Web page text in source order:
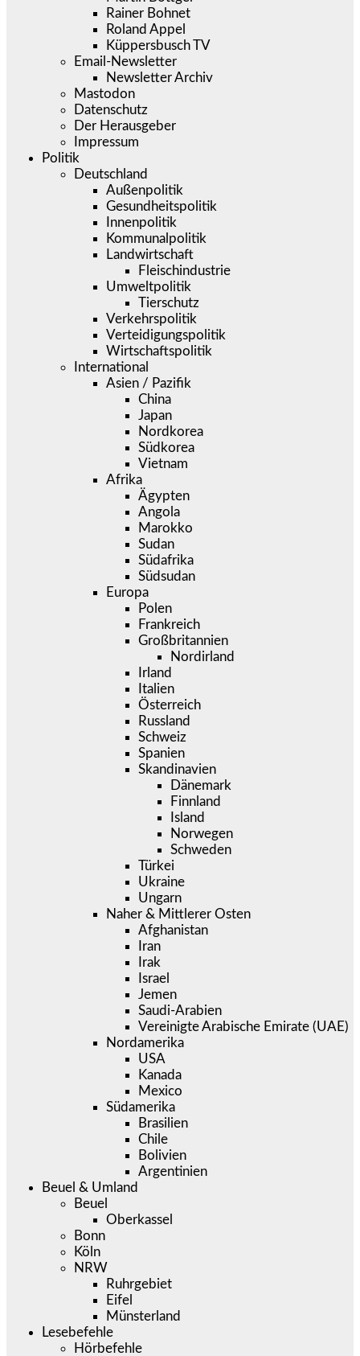
Rainer Bohnet
Roland Appel
Küppersbusch TV
Email-Newsletter
Newsletter Archiv
Mastodon
Datenschutz
Der Herausgeber
Impressum
Politik
Deutschland
Außenpolitik
Gesundheitspolitik
Innenpolitik
Kommunalpolitik
Landwirtschaft
Fleischindustrie
Umweltpolitik
Tierschutz
Verkehrspolitik
Verteidigungspolitik
Wirtschaftspolitik
International
Asien / Pazifik
China
Japan
Nordkorea
Südkorea
Vietnam
Afrika
Ägypten
Angola
Marokko
Sudan
Südafrika
Südsudan
Europa
Polen
Frankreich
Großbritannien
Nordirland
Irland
Italien
Österreich
Russland
Schweiz
Spanien
Skandinavien
Dänemark
Finnland
Island
Norwegen
Schweden
Türkei
Ukraine
Ungarn
Naher & Mittlerer Osten
Afghanistan
Iran
Irak
Israel
Jemen
Saudi-Arabien
Vereinigte Arabische Emirate (UAE)
Nordamerika
USA
Kanada
Mexico
Südamerika
Brasilien
Chile
Bolivien
Argentinien
Beuel & Umland
Beuel
Oberkassel
Bonn
Köln
NRW
Ruhrgebiet
Eifel
Münsterland
Lesebefehle
Hörbefehle